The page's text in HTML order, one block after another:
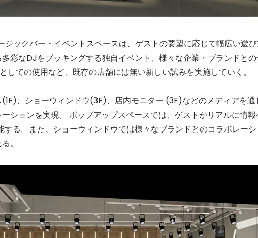
ックバー・イベントスペースは、ゲストの要望に応じて幅広い遊
彩なDJをブッキングする独自イベント、様々な企業・ブランドと
ての使用など、既存の店舗には無い新しい試みを実施していく。
、ショーウィンドウ(3F)、店内モニター (3F)などのメディアを通
ションを実現。 ポップアップスペースでは、ゲストがリアルに情
る。また、ショーウィンドウでは様々なブランドとのコラボレー
。